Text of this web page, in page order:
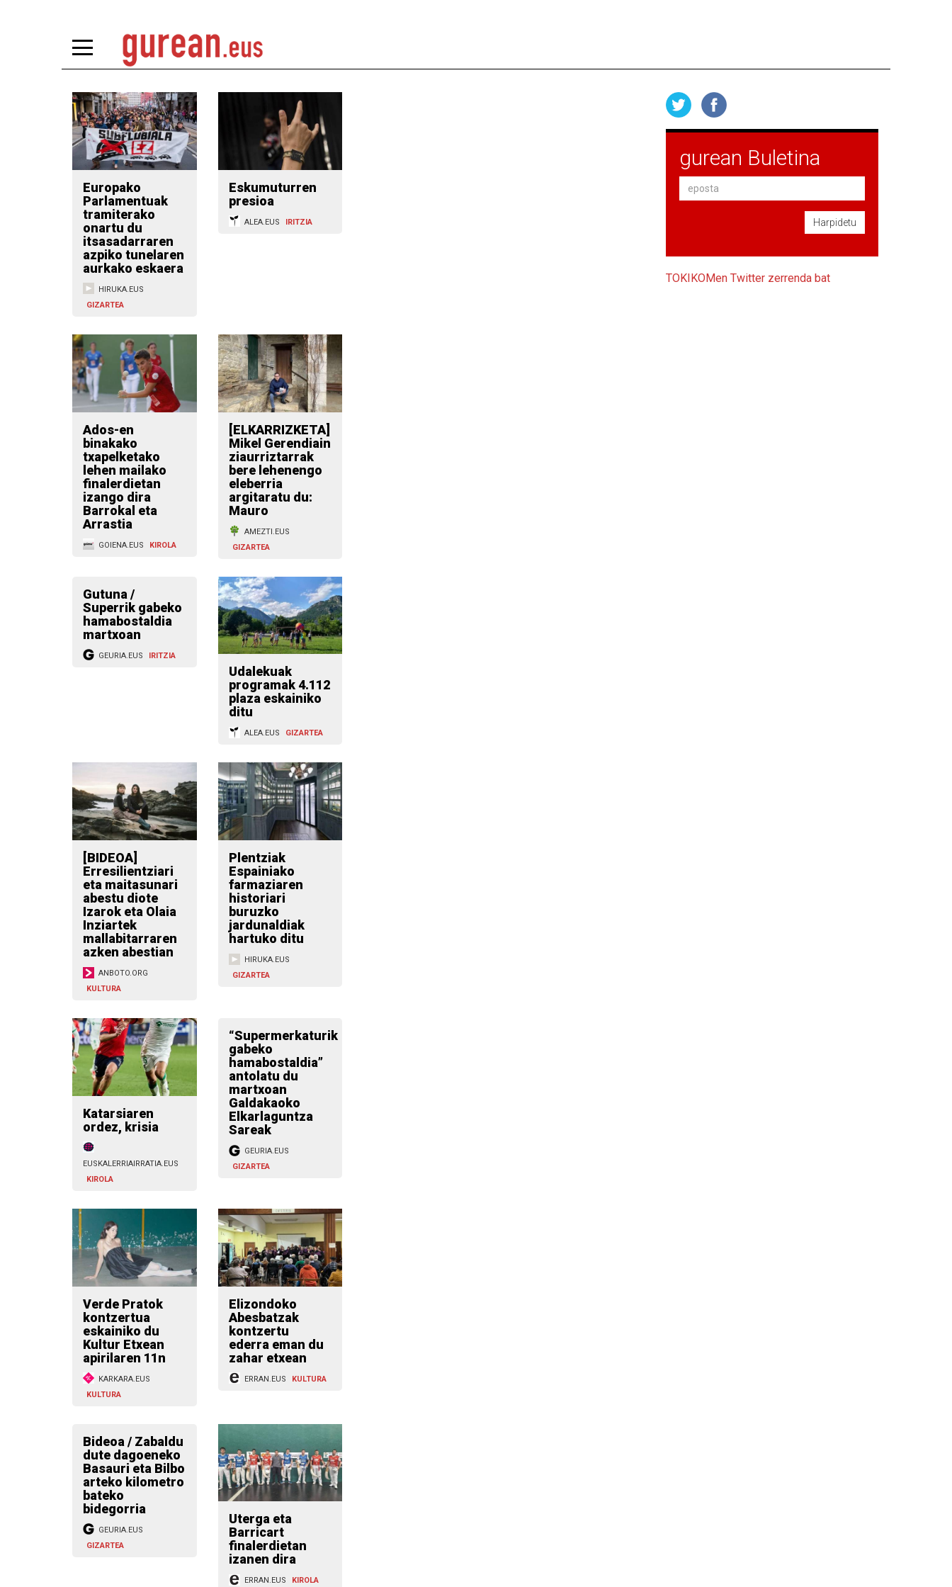
Europako
Parlamentuak
tramiterako
onartu du
itsasadarraren
azpiko tunelaren
aurkako eskaera
HIRUKA.EUS
GIZARTEA
Eskumuturren
presioa
ALEA.EUS IRITZIA
Ados-en
binakako
txapelketako
lehen mailako
finalerdietan
izango dira
Barrokal eta
Arrastia
GOIENA.EUS KIROLA
[ELKARRIZKETA]
Mikel Gerendiain
ziaurriztarrak
bere lehenengo
eleberria
argitaratu du:
Mauro
AMEZTI.EUS
GIZARTEA
Gutuna /
Superrik gabeko
hamabostaldia
martxoan
GEURIA.EUS IRITZIA
Udalekuak
programak 4.112
plaza eskainiko
ditu
ALEA.EUS GIZARTEA
[BIDEOA]
Erresilientziari
eta maitasunari
abestu diote
Izarok eta Olaia
Inziartek
mallabitarraren
azken abestian
ANBOTO.ORG
KULTURA
Plentziak
Espainiako
farmaziaren
historiari
buruzko
jardunaldiak
hartuko ditu
HIRUKA.EUS
GIZARTEA
Katarsiaren
ordez, krisia
EUSKALERRIAIRRATIA.EUS
KIROLA
“Supermerkaturik
gabeko
hamabostaldia”
antolatu du
martxoan
Galdakaoko
Elkarlaguntza
Sareak
GEURIA.EUS
GIZARTEA
Verde Pratok
kontzertua
eskainiko du
Kultur Etxean
apirilaren 11n
KARKARA.EUS
KULTURA
Elizondoko
Abesbatzak
kontzertu
ederra eman du
zahar etxean
ERRAN.EUS KULTURA
Bideoa / Zabaldu
dute dagoeneko
Basauri eta Bilbo
arteko kilometro
bateko
bidegorria
GEURIA.EUS
GIZARTEA
Uterga eta
Barricart
finalerdietan
izanen dira
ERRAN.EUS KIROLA
gurean Buletina
Harpidetu
TOKIKOMen Twitter zerrenda bat